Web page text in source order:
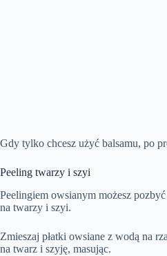
Gdy tylko chcesz użyć balsamu, po
Peeling twarzy i szyi
Peelingiem owsianym możesz
na twarzy i szyi.
Zmieszaj płatki owsiane z wodą na
na twarz i szyję, masując.